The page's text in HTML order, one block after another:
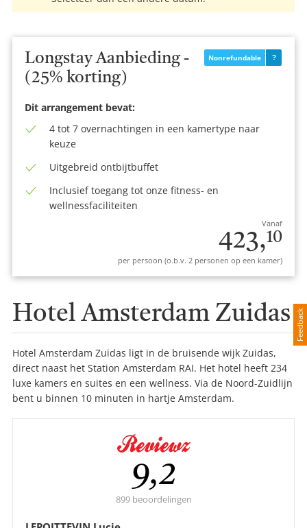
Longstay Aanbieding -
(25% korting)
Nonrefundable
Dit arrangement bevat:
4 tot 7 overnachtingen in een kamertype naar
keuze
Uitgebreid ontbijtbuffet
Inclusief toegang tot onze fitness- en
wellnessfaciliteiten
Vanaf
423,10
per persoon (o.b.v. 2 personen op een kamer)
Hotel Amsterdam Zuidas
Hotel Amsterdam Zuidas ligt in de bruisende wijk Zuidas,
direct naast het Station Amsterdam RAI. Het hotel heeft 234
luxe kamers en suites en een wellness. Via de Noord-Zuidlijn
bent u binnen 10 minuten in hartje Amsterdam.
Gemiddelde
score:
9,2
899 beoordelingen
Feedback